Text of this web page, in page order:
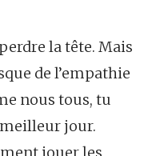
la tête. Mais
de l’empathie
nous tous, tu
jour.